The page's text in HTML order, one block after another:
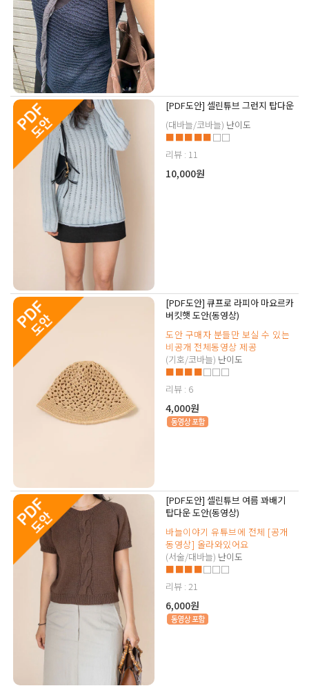
[PDF도안] 셀린튜브 그런지 탑다운
(대바늘/코바늘) 난이도
■■■■■□□
리뷰 : 11
10,000원
[PDF도안] 큐프로 라피아 마요르카
버킷햇 도안(동영상)
도안 구매자 분들만 보실 수 있는
비공개 전체동영상 제공
(기호/코바늘) 난이도
■■■■□□□
리뷰 : 6
4,000원
[PDF도안] 셀린튜브 여름 꽈배기
탑다운 도안(동영상)
바늘이야기 유튜브에 전체 [공개
동영상] 올라와있어요
(서술/대바늘) 난이도
■■■■□□□
리뷰 : 21
6,000원